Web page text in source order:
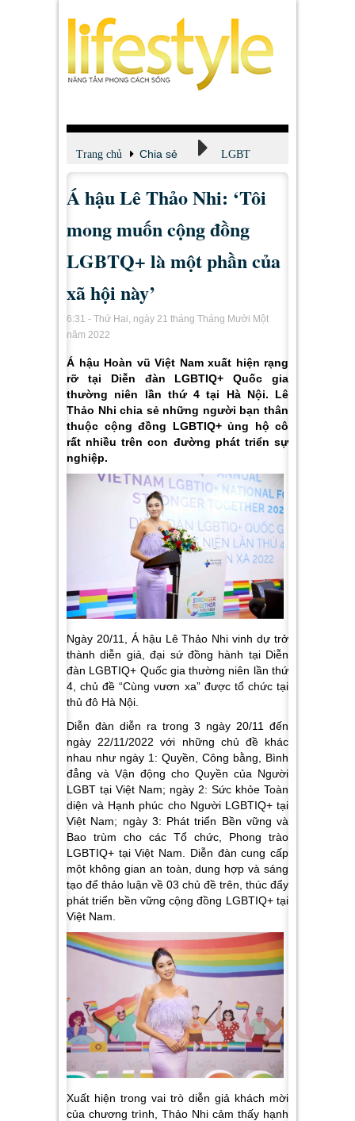
Trang chủ Chia sẻ LGBT
Á hậu Lê Thảo Nhi: ‘Tôi
mong muốn cộng đồng
LGBTQ+ là một phần của
xã hội này’
6:31 - Thứ Hai, ngày 21 tháng Tháng Mười Một
năm 2022
Á hậu Hoàn vũ Việt Nam xuất hiện rạng
rỡ tại Diễn đàn LGBTIQ+ Quốc gia
thường niên lần thứ 4 tại Hà Nội. Lê
Thảo Nhi chia sẻ những người bạn thân
thuộc cộng đồng LGBTIQ+ ủng hộ cô
rất nhiều trên con đường phát triển sự
nghiệp.
Ngày 20/11, Á hậu Lê Thảo Nhi vinh dự trở
thành diễn giả, đại sứ đồng hành tại Diễn
đàn LGBTIQ+ Quốc gia thường niên lần thứ
4, chủ đề “Cùng vươn xa” được tổ chức tại
thủ đô Hà Nội.
Diễn đàn diễn ra trong 3 ngày 20/11 đến
ngày 22/11/2022 với những chủ đề khác
nhau như ngày 1: Quyền, Công bằng, Bình
đẳng và Vận động cho Quyền của Người
LGBT tại Việt Nam; ngày 2: Sức khỏe Toàn
diện và Hạnh phúc cho Người LGBTIQ+ tại
Việt Nam; ngày 3: Phát triển Bền vững và
Bao trùm cho các Tổ chức, Phong trào
LGBTIQ+ tại Việt Nam. Diễn đàn cung cấp
một không gian an toàn, dung hợp và sáng
tạo để thảo luận về 03 chủ đề trên, thúc đẩy
phát triển bền vững cộng đồng LGBTIQ+ tại
Việt Nam.
Xuất hiện trong vai trò diễn giả khách mời
của chương trình, Thảo Nhi cảm thấy hạnh